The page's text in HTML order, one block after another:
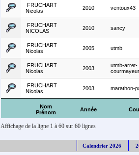
Nom
Prénom
Année
FRUCHART
Nicolas
2010 ventoux43
FRUCHART
NICOLAS
2010 sancy
FRUCHART
Nicolas
2005 utmb
FRUCHART
Nicolas
2003
utmb-arret-
courmayeur
FRUCHART
Nicolas
2003 marathon-
Affichage de la ligne 1 à 60 sur 60 lignes
Calendrier 2026